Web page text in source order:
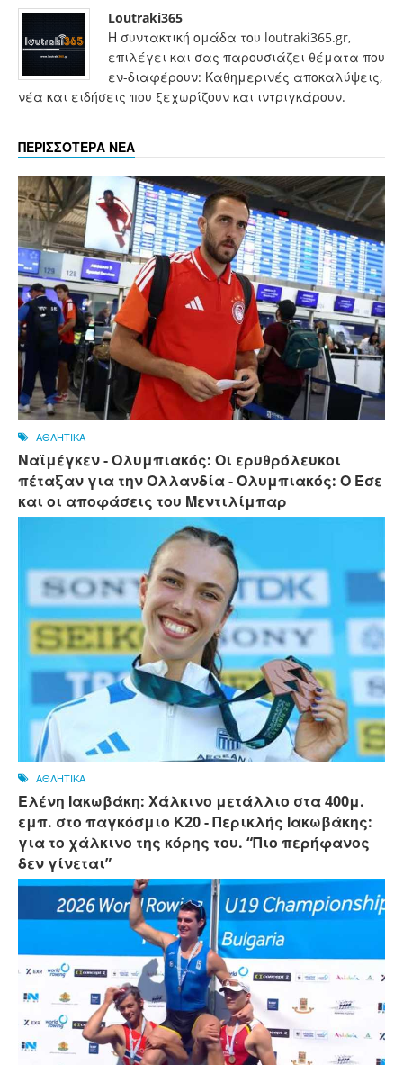
Loutraki365
Η συντακτική ομάδα του loutraki365.gr,
επιλέγει και σας παρουσιάζει θέματα που
εν-διαφέρουν: Καθημερινές αποκαλύψεις,
νέα και ειδήσεις που ξεχωρίζουν και ιντριγκάρουν.
ΠΕΡΙΣΣΟΤΕΡΑ ΝΕΑ
ΑΘΛΗΤΙΚΑ
Ναϊμέγκεν - Ολυμπιακός: Οι ερυθρόλευκοι
πέταξαν για την Ολλανδία - Ολυμπιακός: Ο Έσε
και οι αποφάσεις του Μεντιλίμπαρ
ΑΘΛΗΤΙΚΑ
Ελένη Ιακωβάκη: Χάλκινο μετάλλιο στα 400μ.
εμπ. στο παγκόσμιο Κ20 - Περικλής Ιακωβάκης:
για το χάλκινο της κόρης του. “Πιο περήφανος
δεν γίνεται”